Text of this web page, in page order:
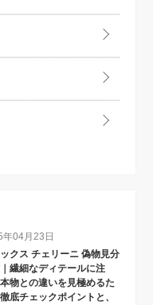
年04月23日
クス チェリーニ 偽物見分
繊細なディテールに注
本物との違いを見極めるた
底チェックポイントと、